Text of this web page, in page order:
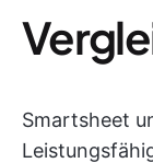
Smartsheet